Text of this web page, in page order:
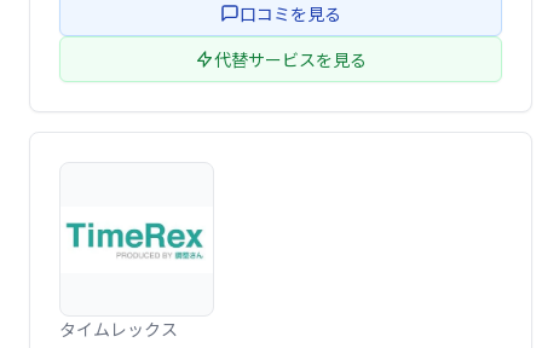
口コミを見る
代替サービスを見る
タイムレックス